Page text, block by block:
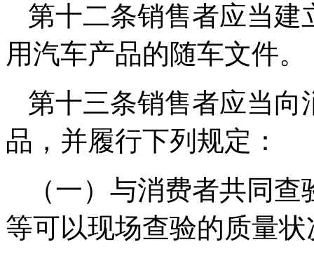
第十二条销售者应当建
用汽车产品的随车文件。
第十三条销售者应当向
品，并履行下列规定：
（一）与消费者共同
等可以现场查验的质量状